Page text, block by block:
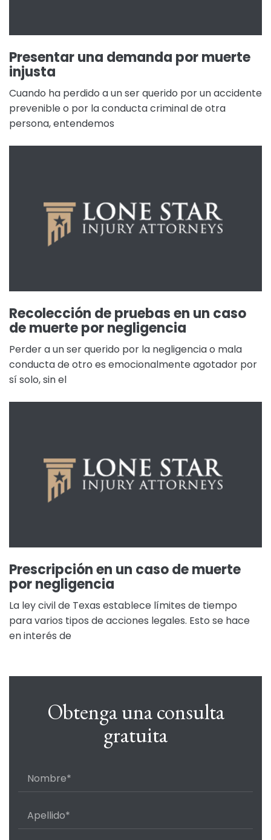
Presentar una demanda por muerte
injusta
Cuando ha perdido a un ser querido por un accidente
prevenible o por la conducta criminal de otra
persona, entendemos
Recolección de pruebas en un caso
de muerte por negligencia
Perder a un ser querido por la negligencia o mala
conducta de otro es emocionalmente agotador por
sí solo, sin el
Prescripción en un caso de muerte
por negligencia
La ley civil de Texas establece límites de tiempo
para varios tipos de acciones legales. Esto se hace
en interés de
Obtenga una consulta
gratuita